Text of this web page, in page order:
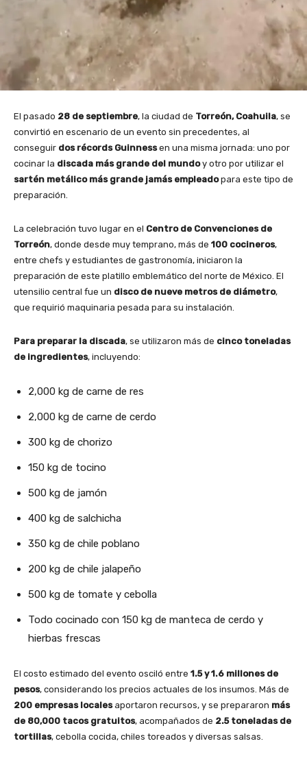
El pasado 28 de septiembre, la ciudad de Torreón, Coahuila, se
convirtió en escenario de un evento sin precedentes, al
conseguir dos récords Guinnessen una misma jornada: uno por
cocinar la discada más grande del mundoy otro por utilizar el
sartén metálico más grande jamás empleadopara este tipo de
preparación.
La celebración tuvo lugar en el Centro de Convenciones de
Torreón, donde desde muy temprano, más de 100 cocineros,
entre chefs y estudiantes de gastronomía, iniciaron la
preparación de este platillo emblemático del norte de México. El
utensilio central fue un disco de nueve metros de diámetro,
que requirió maquinaria pesada para su instalación.
Para preparar la discada, se utilizaron más de cinco toneladas
de ingredientes, incluyendo:
2,000 kg de carne de res
2,000 kg de carne de cerdo
300 kg de chorizo
150 kg de tocino
500 kg de jamón
400 kg de salchicha
350 kg de chile poblano
200 kg de chile jalapeño
500 kg de tomate y cebolla
Todo cocinado con 150 kg de manteca de cerdo y
hierbas frescas
El costo estimado del evento osciló entre 1.5 y 1.6 millones de
pesos, considerando los precios actuales de los insumos. Más de
200 empresas localesaportaron recursos, y se prepararon más
de 80,000 tacos gratuitos, acompañados de 2.5 toneladas de
tortillas, cebolla cocida, chiles toreados y diversas salsas.